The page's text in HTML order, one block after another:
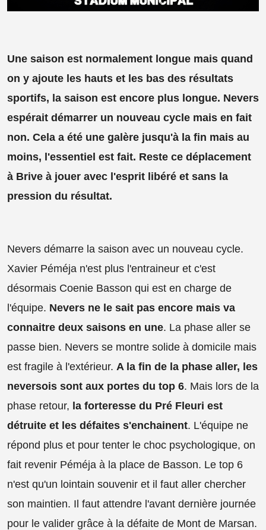
Une saison est normalement longue mais quand
on y ajoute les hauts et les bas des résultats
sportifs, la saison est encore plus longue. Nevers
espérait démarrer un nouveau cycle mais en fait
non. Cela a été une galère jusqu'à la fin mais au
moins, l'essentiel est fait. Reste ce déplacement
à Brive à jouer avec l'esprit libéré et sans la
pression du résultat.
Nevers démarre la saison avec un nouveau cycle.
Xavier Péméja n'est plus l'entraineur et c'est
désormais Coenie Basson qui est en charge de
l'équipe. Nevers ne le sait pas encore mais va
connaitre deux saisons en une. La phase aller se
passe bien. Nevers se montre solide à domicile mais
est fragile à l'extérieur. A la fin de la phase aller, les
neversois sont aux portes du top 6. Mais lors de la
phase retour, la forteresse du Pré Fleuri est
détruite et les défaites s'enchainent. L'équipe ne
répond plus et pour tenter le choc psychologique, on
fait revenir Péméja à la place de Basson. Le top 6
n'est qu'un lointain souvenir et il faut aller chercher
son maintien. Il faut attendre l'avant dernière journée
pour le valider grâce à la défaite de Mont de Marsan.